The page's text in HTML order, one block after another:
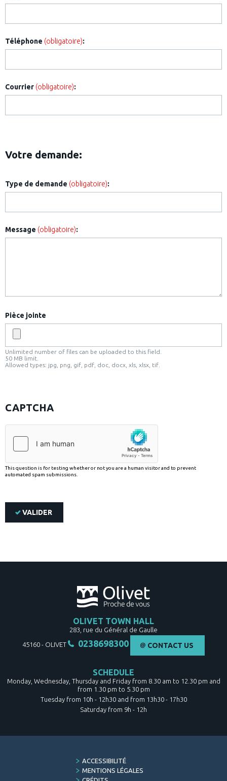
Téléphone (obligatoire):
Courrier (obligatoire):
Votre demande:
Type de demande (obligatoire):
Message (obligatoire):
Pièce jointe
Unlimited number of files can be uploaded to this field.
50 MB limit.
Allowed types: jpg, png, gif, pdf, doc, docx, xls, xlsx, tif.
CAPTCHA
This question is for testing whether or not you are a human visitor and to prevent
automated spam submissions.
VALIDER
OLIVET TOWN HALL
283, rue du Général de Gaulle
45160 - OLIVET 0238698300 CONTACT US
SCHEDULE
Monday, Wednesday, Thursday and Friday from 8.30 am to 12.30 pm and
from 1.30 pm to 5.30 pm
Tuesday from 10h - 12h30 and from 13h30 - 17h30
Saturday from 9h - 12h
FOOTER
MENU
ACCESSIBILITÉ
MENTIONS LÉGALES